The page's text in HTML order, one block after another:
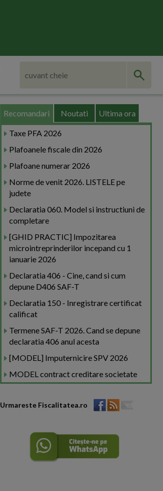
Recomandari Noutati Ultima ora
Taxe PFA 2026
Plafoanele fiscale din 2026
Plafoane numerar 2026
Norme de venit 2026. LISTELE pe
judete
Declaratia 060. Model si instructiuni de
completare
[GHID PRACTIC] Impozitarea
microintreprinderilor incepand cu 1
ianuarie 2026
Declaratia 406 - Cine, cand si cum
depune D406 SAF-T
Declaratia 150 - Inregistrare certificat
calificat
Termene SAF-T 2026. Cand se depune
declaratia 406 anul acesta
[MODEL] Imputernicire SPV 2026
MODEL contract creditare societate
Urmareste Fiscalitatea.ro